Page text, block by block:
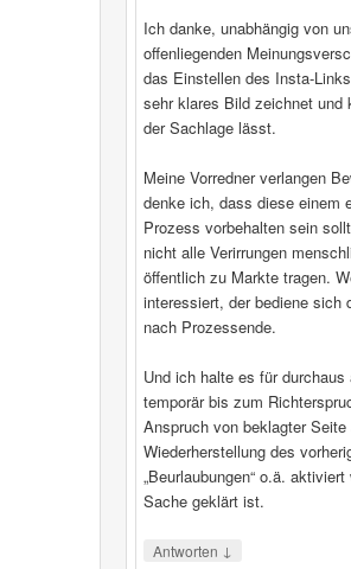
Ich danke, unabhängig von
offenliegenden
das Einstellen des Insta-
sehr klares Bild zeichnet und
der Sachlage lässt.
Meine Vorredner verlangen
denke ich, dass diese einem
Prozess vorbehalten sein
nicht alle Verirrungen
öffentlich zu Markte tragen.
interessiert, der bediene sich
nach Prozessende.
Und ich halte es für durchaus
temporär bis zum
Anspruch von beklagter Seite
Wiederherstellung des
„Beurlaubungen“ o.ä.
Sache geklärt ist.
Antworten ↓